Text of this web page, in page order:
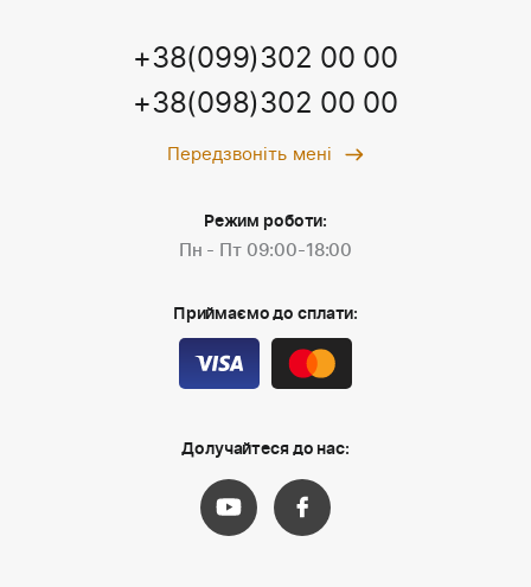
+38(099)302 00 00
+38(098)302 00 00
Передзвоніть мені
Режим роботи:
Пн - Пт 09:00-18:00
Приймаємо до сплати:
Долучайтеся до нас: